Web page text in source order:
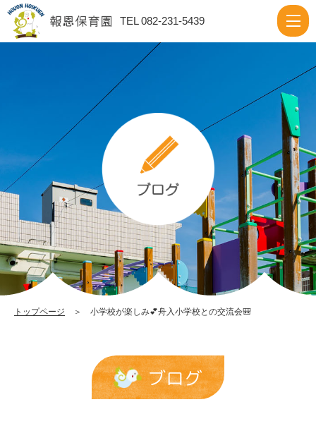
小
学
校
み
💕
舟
入
小
学
校
と
交
流
会
TEL 082-231-5439
トップページ ＞ 小学校が楽しみ💕舟入小学校との交流会🎒
ブログ